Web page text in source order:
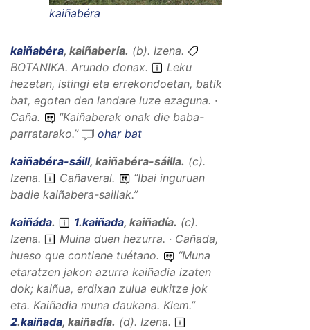
kaiñabéra
kaiñabéra, kaiñabería. (b). Izena.
BOTANIKA. Arundo donax.
Leku
hezetan, istingi eta errekondoetan, batik
bat, egoten den landare luze ezaguna. ·
Caña.
“Kaiñaberak onak die baba-
parratarako.”
ohar bat
kaiñabéra-sáill, kaiñabéra-sáilla. (c).
Izena. Cañaveral. “Ibai inguruan
badie kaiñabera-saillak.”
kaiñáda. 1.kaiñada, kaiñadía. (c).
Izena.
Muina duen hezurra. · Cañada,
hueso que contiene tuétano.
“Muna
etaratzen jakon azurra kaiñadia izaten
dok; kaiñua, erdixan zulua eukitze jok
eta. Kaiñadia muna daukana. Klem.”
2.kaiñada, kaiñadía. (d). Izena.